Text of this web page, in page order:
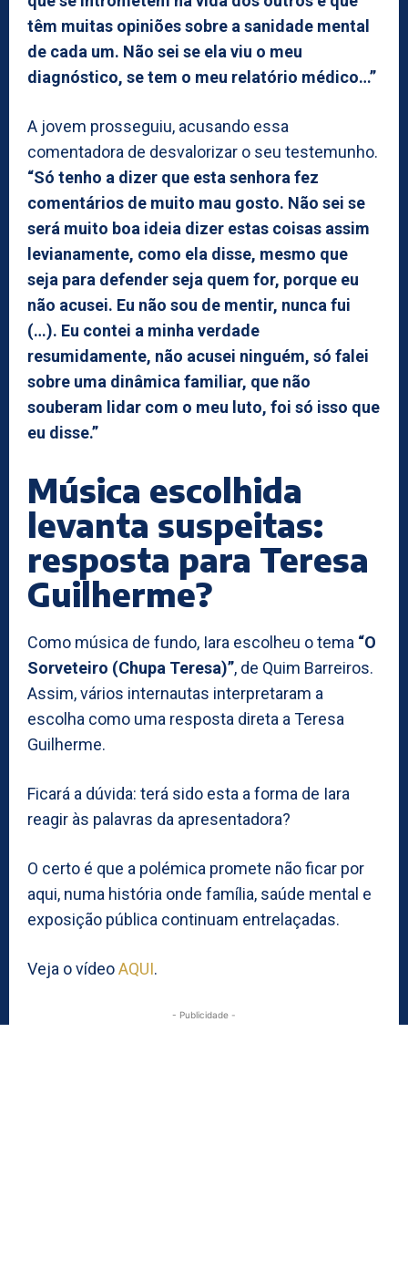
têm muitas opiniões sobre a sanidade mental
de cada um. Não sei se ela viu o meu
diagnóstico, se tem o meu relatório médico…”
A jovem prosseguiu, acusando essa
comentadora de desvalorizar o seu testemunho.
“Só tenho a dizer que esta senhora fez
comentários de muito mau gosto. Não sei se
será muito boa ideia dizer estas coisas assim
levianamente, como ela disse, mesmo que
seja para defender seja quem for, porque eu
não acusei. Eu não sou de mentir, nunca fui
(…). Eu contei a minha verdade
resumidamente, não acusei ninguém, só falei
sobre uma dinâmica familiar, que não
souberam lidar com o meu luto, foi só isso que
eu disse.”
Música escolhida
levanta suspeitas:
resposta para Teresa
Guilherme?
Como música de fundo, Iara escolheu o tema “O
Sorveteiro (Chupa Teresa)”, de Quim Barreiros.
Assim, vários internautas interpretaram a
escolha como uma resposta direta a Teresa
Guilherme.
Ficará a dúvida: terá sido esta a forma de Iara
reagir às palavras da apresentadora?
O certo é que a polémica promete não ficar por
aqui, numa história onde família, saúde mental e
exposição pública continuam entrelaçadas.
Veja o vídeoAQUI.
- Publicidade -